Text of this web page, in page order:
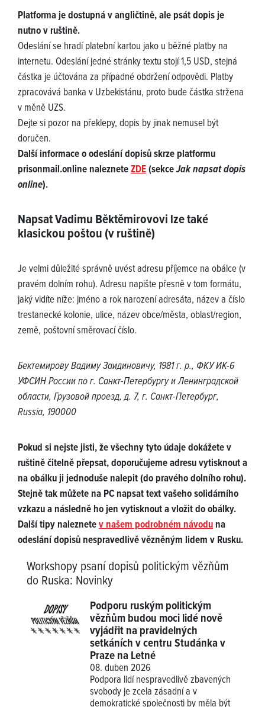
Platforma je dostupná v angličtině, ale psát dopis je
nutno v ruštině.
Odeslání se hradí platební kartou jako u běžné platby na
internetu. Odeslání jedné stránky textu stojí 1,5 USD, stejná
částka je účtována za případné obdržení odpovědi. Platby
zpracovává banka v Uzbekistánu, proto bude částka stržena
v měně UZS.
Dejte si pozor na překlepy, dopis by jinak nemusel být
doručen.
Další informace o odeslání dopisů skrze platformu
prisonmail.online nalezneteZDE(sekceJak napsat dopis
online).
Napsat Vadimu Běktěmirovovi lze také
klasickou poštou (v ruštině)
Je velmi důležité správně uvést adresu příjemce na obálce (v
pravém dolním rohu). Adresu napište přesně v tom formátu,
jaký vidíte níže: jméno a rok narození adresáta, název a číslo
trestanecké kolonie, ulice, název obce/města, oblast/region,
země, poštovní směrovací číslo.
Бектемирову Вадиму Заидиновичу, 1981 г. р., ФКУ ИК-6
УФСИН России по г. Санкт-Петербургу и Ленинградской
области, Грузовой проезд, д. 7, г. Санкт-Петербург,
Russia, 190000
Pokud si nejste jisti, že všechny tyto údaje dokážete v
ruštině čitelně přepsat, doporučujeme adresu vytisknout a
na obálku ji jednoduše nalepit (do pravého dolního rohu).
Stejně tak můžete na PC napsat text vašeho solidárního
vzkazu a následně ho jen vytisknout a vložit do obálky.
Další tipy naleznetev našem podrobném návodu na
odeslání dopisů nespravedlivě vězněným lidem v Rusku.
Workshopy psaní dopisů politickým vězňům
do Ruska: Novinky
Podporu ruským politickým
vězňům budou moci lidé nově
vyjádřit na pravidelných
setkáních v centru Studánka v
Praze na Letné
08. duben 2026
Podpora lidí nespravedlivě zbavených
svobody je zcela zásadní a v
demokratické společnosti by měla být